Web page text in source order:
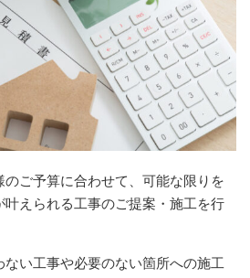
のご予算に合わせて、可能な限りを
叶えられる工事のご提案・施工を行
ない工事や必要のない箇所への施工